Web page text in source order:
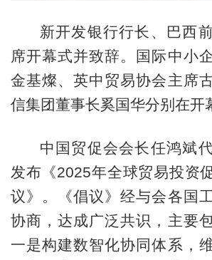
新开发银行行长、巴西
席开幕式并致辞。国际中小
金基燦、英中贸易协会主席
信集团董事长奚国华分别在开
中国贸促会会长任鸿斌
发布《2025年全球贸易投资
议》。《倡议》经与会各国
协商，达成广泛共识，主要
一是构建数智化协同体系，